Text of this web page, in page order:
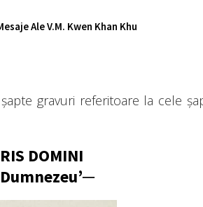
Ale V.M. Kwen Khan Khu
gravuri referitoare la cele
DOMINI